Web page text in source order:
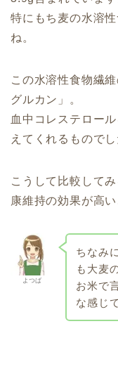
特にもち麦の水溶
ね。
この水溶性食物繊
グルカン」。
血中コレステロー
えてくれるものでし
こうして比較して
康維持の効果が高
よつば
ちなみ
も大麦
お米で
な感じ